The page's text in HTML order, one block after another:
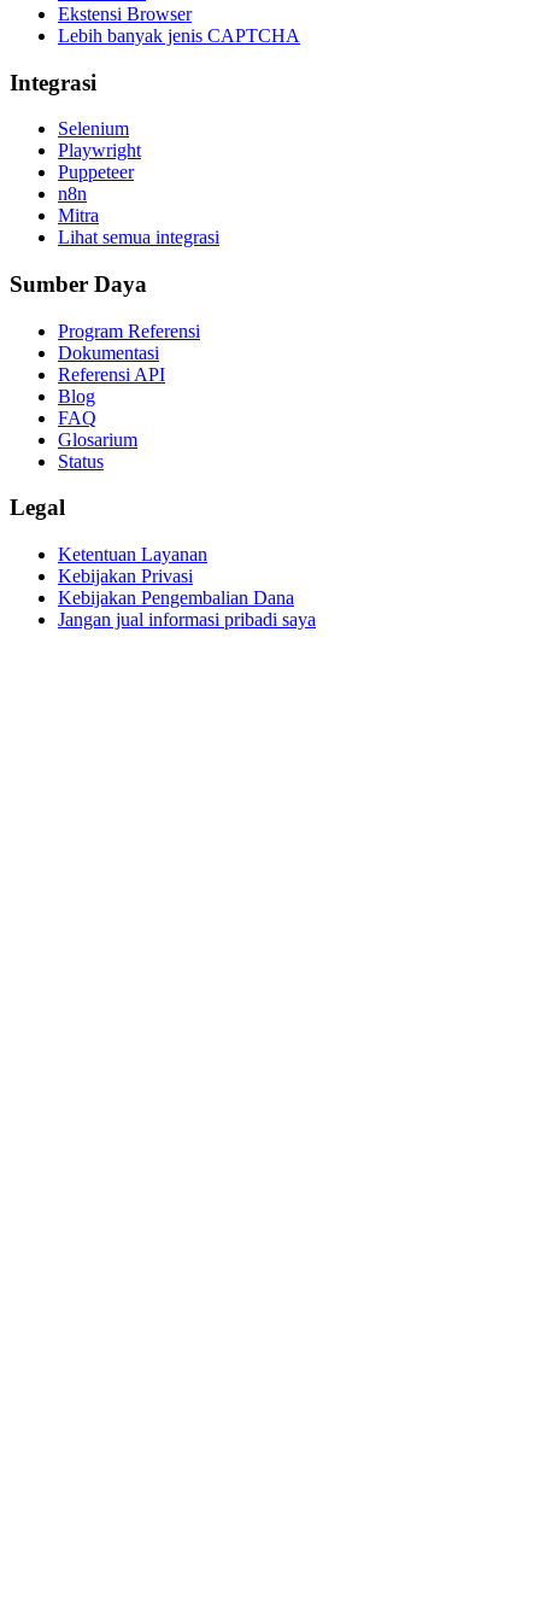
Ekstensi Browser
Lebih banyak jenis CAPTCHA
Integrasi
Selenium
Playwright
Puppeteer
n8n
Mitra
Lihat semua integrasi
Sumber Daya
Program Referensi
Dokumentasi
Referensi API
Blog
FAQ
Glosarium
Status
Legal
Ketentuan Layanan
Kebijakan Privasi
Kebijakan Pengembalian Dana
Jangan jual informasi pribadi saya